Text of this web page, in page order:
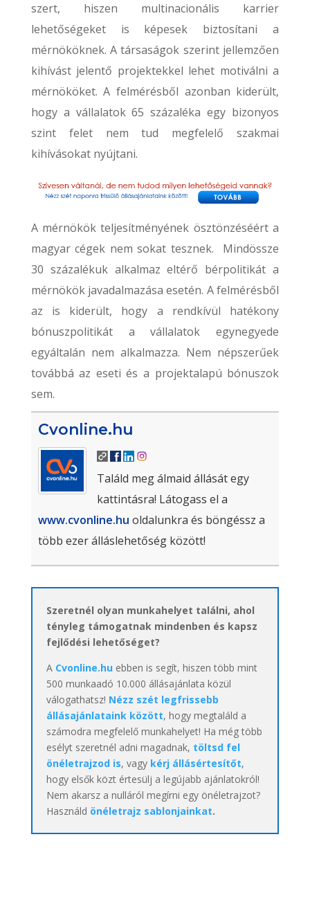
szert, hiszen multinacionális karrier
lehetőségeket is képesek biztosítani a
mérnököknek. A társaságok szerint jellemzően
kihívást jelentő projektekkel lehet motiválni a
mérnököket. A felmérésből azonban kiderült,
hogy a vállalatok 65 százaléka egy bizonyos
szint felet nem tud megfelelő szakmai
kihívásokat nyújtani.
A mérnökök teljesítményének ösztönzéséért a
magyar cégek nem sokat tesznek. Mindössze
30 százalékuk alkalmaz eltérő bérpolitikát a
mérnökök javadalmazása esetén. A felmérésből
az is kiderült, hogy a rendkívül hatékony
bónuszpolitikát a vállalatok egynegyede
egyáltalán nem alkalmazza. Nem népszerűek
továbbá az eseti és a projektalapú bónuszok
sem.
Cvonline.hu
Találd meg álmaid állását egy
kattintásra! Látogass el a
www.cvonline.hu oldalunkra és böngéssz a
több ezer álláslehetőség között!
Szeretnél olyan munkahelyet találni, ahol
tényleg támogatnak mindenben és kapsz
fejlődési lehetőséget?
A Cvonline.huebben is segít, hiszen több mint
500 munkaadó 10.000 állásajánlata közül
válogathatsz! Nézz szét legfrissebb
állásajánlataink között, hogy megtaláld a
számodra megfelelő munkahelyet! Ha még több
esélyt szeretnél adni magadnak, töltsd fel
önéletrajzod is, vagy kérj állásértesítőt,
hogy elsők közt értesülj a legújabb ajánlatokról!
Nem akarsz a nulláról megírni egy önéletrajzot?
Használd önéletrajz sablonjainkat.